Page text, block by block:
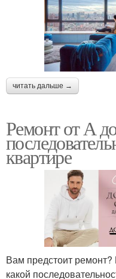
читать дальше →
Ремонт от А
квартире
Вам предстоит ремонт?
какой